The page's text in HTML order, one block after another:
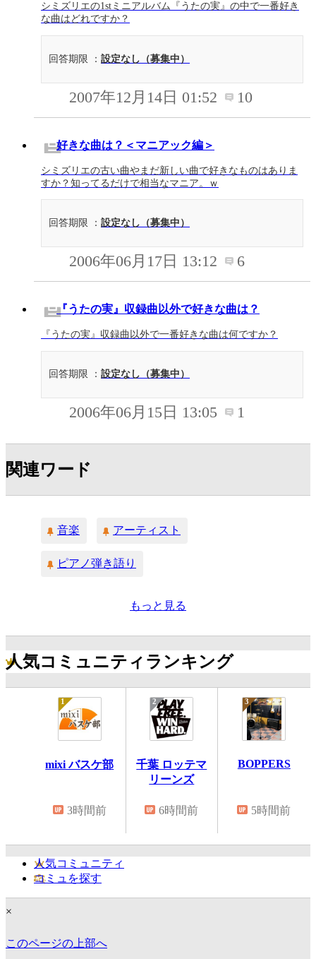
シミズリエの1stミニアルバム『うたの実』の中で一番好き
な曲はどれですか？
回答期限 ： 設定なし（募集中）
2007年12月14日 01:52 10
好きな曲は？＜マニアック編＞
シミズリエの古い曲やまだ新しい曲で好きなものはありま
すか？知ってるだけで相当なマニア。ｗ
回答期限 ： 設定なし（募集中）
2006年06月17日 13:12 6
『うたの実』収録曲以外で好きな曲は？
『うたの実』収録曲以外で一番好きな曲は何ですか？
回答期限 ： 設定なし（募集中）
2006年06月15日 13:05 1
関連ワード
音楽 アーティスト
ピアノ弾き語り
もっと見る
人気コミュニティランキング
mixi バスケ部
3時間前
千葉 ロッテマ
リーンズ
6時間前
BOPPERS
5時間前
人気コミュニティ
コミュを探す
×
このページの上部へ